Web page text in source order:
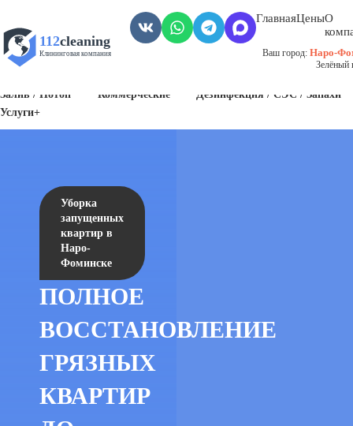
112cleaning
Клининговая компания
ГлавнаяЦеныО
Ваш город: Наро-
Зелёный
Залив / Потоп
Коммерческие
Дезинфекция / СЭС / Запахи
Услуги+
Уборка
запущенных
квартир в
Наро-
Фоминске
ПОЛНОЕ
ВОССТАНОВЛЕНИЕ
ГРЯЗНЫХ
КВАРТИР